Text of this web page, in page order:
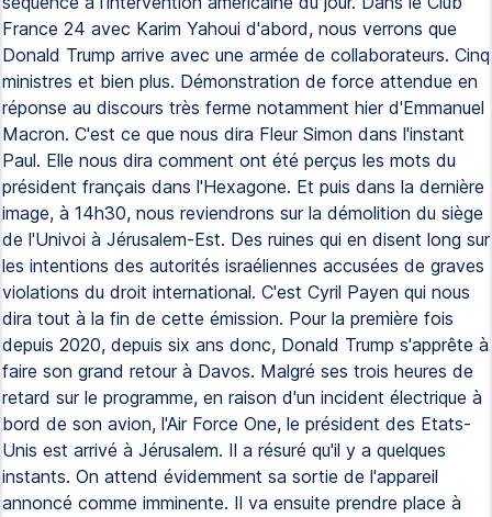
France 24 avec Karim Yahoui d'abord, nous verrons que
Donald Trump arrive avec une armée de collaborateurs. Cinq
ministres et bien plus. Démonstration de force attendue en
réponse au discours très ferme notamment hier d'Emmanuel
Macron. C'est ce que nous dira Fleur Simon dans l'instant
Paul. Elle nous dira comment ont été perçus les mots du
président français dans l'Hexagone. Et puis dans la dernière
image, à 14h30, nous reviendrons sur la démolition du siège
de l'Univoi à Jérusalem-Est. Des ruines qui en disent long sur
les intentions des autorités israéliennes accusées de graves
violations du droit international. C'est Cyril Payen qui nous
dira tout à la fin de cette émission. Pour la première fois
depuis 2020, depuis six ans donc, Donald Trump s'apprête à
faire son grand retour à Davos. Malgré ses trois heures de
retard sur le programme, en raison d'un incident électrique à
bord de son avion, l'Air Force One, le président des Etats-
Unis est arrivé à Jérusalem. Il a résuré qu'il y a quelques
instants. On attend évidemment sa sortie de l'appareil
annoncé comme imminente. Il va ensuite prendre place à